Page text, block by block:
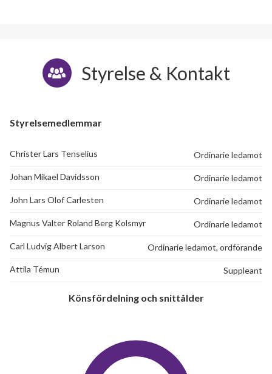
Styrelse & Kontakt
Styrelsemedlemmar
Christer Lars Tenselius Ordinarie ledamot
Johan Mikael Davidsson Ordinarie ledamot
John Lars Olof Carlesten Ordinarie ledamot
Magnus Valter Roland Berg Kolsmyr Ordinarie ledamot
Carl Ludvig Albert Larson Ordinarie ledamot, ordförande
Attila Témun Suppleant
Könsfördelning och snittålder